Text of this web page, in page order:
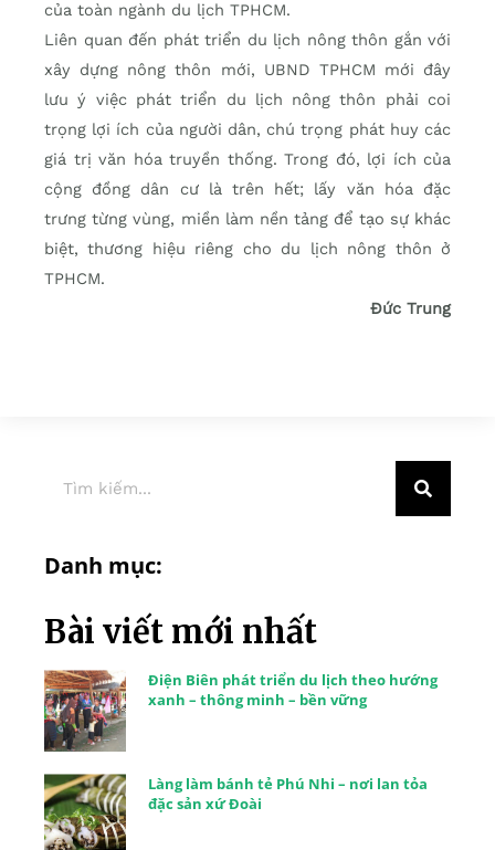
của toàn ngành du lịch TPHCM.
Liên quan đến phát triển du lịch nông thôn gắn với
xây dựng nông thôn mới, UBND TPHCM mới đây
lưu ý việc phát triển du lịch nông thôn phải coi
trọng lợi ích của người dân, chú trọng phát huy các
giá trị văn hóa truyền thống. Trong đó, lợi ích của
cộng đồng dân cư là trên hết; lấy văn hóa đặc
trưng từng vùng, miền làm nền tảng để tạo sự khác
biệt, thương hiệu riêng cho du lịch nông thôn ở
TPHCM.
Đức Trung
Danh mục:
Bài viết mới nhất
Điện Biên phát triển du lịch theo hướng
xanh – thông minh – bền vững
Làng làm bánh tẻ Phú Nhi – nơi lan tỏa
đặc sản xứ Đoài